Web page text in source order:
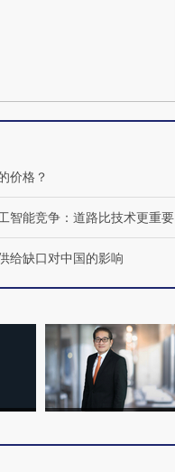
价格？
智能竞争：道路比技术更重要
给缺口对中国的影响